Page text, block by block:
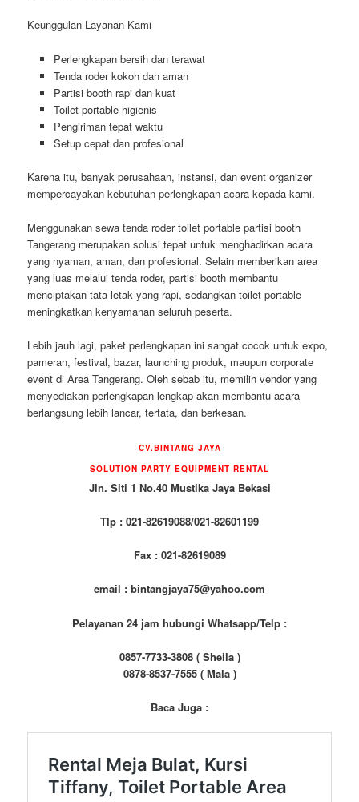
Keunggulan Layanan Kami
Perlengkapan bersih dan terawat
Tenda roder kokoh dan aman
Partisi booth rapi dan kuat
Toilet portable higienis
Pengiriman tepat waktu
Setup cepat dan profesional
Karena itu, banyak perusahaan, instansi, dan event organizer
mempercayakan kebutuhan perlengkapan acara kepada kami.
Menggunakan sewa tenda roder toilet portable partisi booth
Tangerang merupakan solusi tepat untuk menghadirkan acara
yang nyaman, aman, dan profesional. Selain memberikan area
yang luas melalui tenda roder, partisi booth membantu
menciptakan tata letak yang rapi, sedangkan toilet portable
meningkatkan kenyamanan seluruh peserta.
Lebih jauh lagi, paket perlengkapan ini sangat cocok untuk expo,
pameran, festival, bazar, launching produk, maupun corporate
event di Area Tangerang. Oleh sebab itu, memilih vendor yang
menyediakan perlengkapan lengkap akan membantu acara
berlangsung lebih lancar, tertata, dan berkesan.
CV.BINTANG JAYA
SOLUTION PARTY EQUIPMENT RENTAL
Jln. Siti 1 No.40 Mustika Jaya Bekasi
Tlp : 021-82619088/021-82601199
Fax : 021-82619089
email : bintangjaya75@yahoo.com
Pelayanan 24 jam hubungi Whatsapp/Telp :
0857-7733-3808 ( Sheila )
0878-8537-7555 ( Mala )
Baca Juga :